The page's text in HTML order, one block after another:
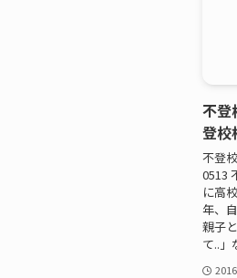
不登
登校
不登
0513
に高
年、
親子
て..」